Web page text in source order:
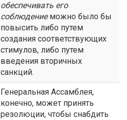
обеспечивать его
соблюдениеможно было бы
повысить либо путем
создания соответствующих
стимулов, либо путем
введения вторичных
санкций.
Генеральная Ассамблея,
конечно, может принять
резолюции, чтобы снабдить